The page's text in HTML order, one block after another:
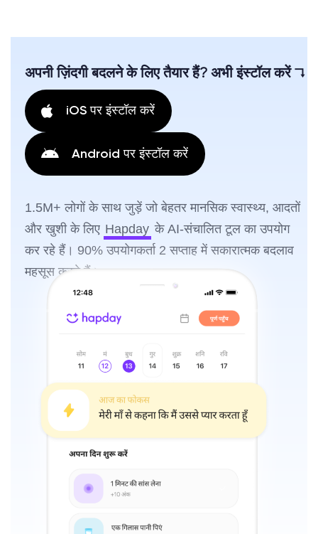
अपनी ज़िंदगी बदलने के लिए तैयार हैं? अभी इंस्टॉल करें ↴
iOS पर इंस्टॉल करें
Android पर इंस्टॉल करें
1.5M+ लोगों के साथ जुड़ें जो बेहतर मानसिक स्वास्थ्य, आदतों
और खुशी के लिए Hapday के AI-संचालित टूल का उपयोग
कर रहे हैं। 90% उपयोगकर्ता 2 सप्ताह में सकारात्मक बदलाव
महसूस करते हैं।